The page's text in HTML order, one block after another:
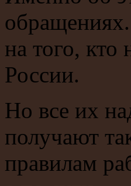
на того,
России.
Но все их
получают
правилам